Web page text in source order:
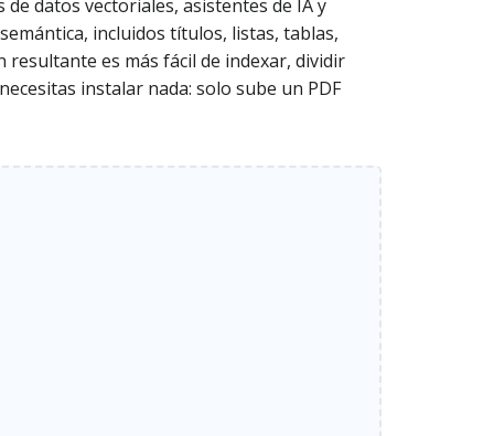
datos vectoriales, asistentes de IA y
incluidos títulos, listas, tablas,
es más fácil de indexar, dividir
instalar nada: solo sube un PDF